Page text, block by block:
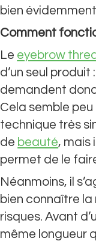
bien
Comment
Le eyebrow
d’un seul
demandent
Cela semble
technique très
de beauté, mais
permet de le
Néanmoins, il
bien connaître
risques. Avant
même longueur